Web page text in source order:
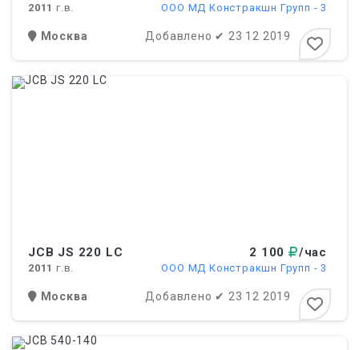
2011 г.в. ООО МД Констракшн Групп - 3
Москва Добавлено ✔ 23 12 2019
JCB JS 220 LC 2 100 /час
2011 г.в. ООО МД Констракшн Групп - 3
Москва Добавлено ✔ 23 12 2019